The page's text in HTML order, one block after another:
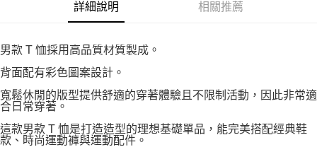
詳細說明 相關推薦
男款 T 恤採用高品質材質製成。
背面配有彩色圖案設計。
寬鬆休閒的版型提供舒適的穿著體驗且不限制活動，因此非常適
合日常穿著。
這款男款 T 恤是打造造型的理想基礎單品，能完美搭配經典鞋
款、時尚運動褲與運動配件。